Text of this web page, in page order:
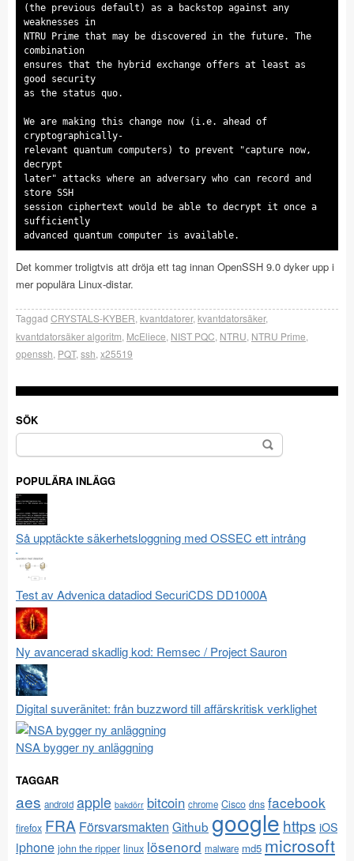
(the previous default) as a backstop against any
weaknesses in
NTRU Prime that may be discovered in the future. The
combination
ensures that the hybrid exchange offers at least as
good security
as the status quo.
We are making this change now (i.e. ahead of
cryptographically-
relevant quantum computers) to prevent "capture now,
decrypt
later" attacks where an adversary who can record and
store SSH
session ciphertext would be able to decrypt it once a
sufficiently
advanced quantum computer is available.
Det kommer troligtvis att dröja ett tag innan OpenSSH 9.0 dyker upp i
mer populära Linux-distar.
Taggad CRYSTALS-KYBER kvantdatorer, kvantdatorsäker,
kvantdatorsäker algoritm McEliece NIST PQC NTRU NTRU Prime
openssh PQT, ssh x25519
SÖK
Sök
efter:
POPULÄRA INLÄGG
Så upptäckte säkerhetsloggning med OSSEC ett intrång
Test av Advenica datadiod SecuriCDS DD1000A
Ny avancerad skadlig kod: Remsec / Project Sauron
Digital suveränitet: från buzzword till affärskritisk verklighet
NSA bygger ny anläggning
TAGGAR
aes android apple bakdörr bitcoin chrome Cisco dns facebook
firefox FRA Försvarsmakten Github google https iOS
iphone john the ripper linux lösenord malware md5 microsoft